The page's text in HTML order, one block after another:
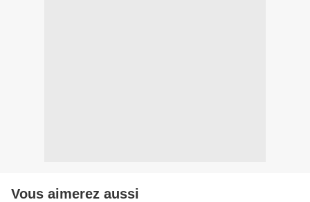
Vous aimerez aussi